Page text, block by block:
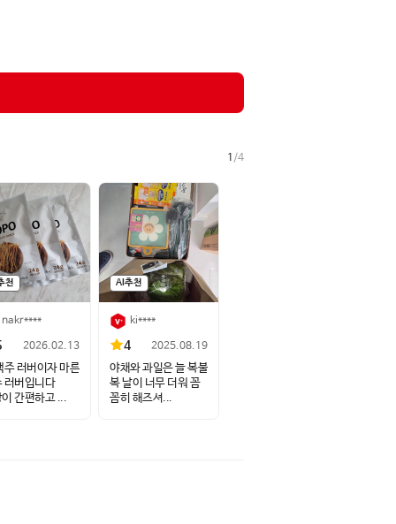
1 /4
천
nakr****
2026.02.13
주 러버이자 마른
러버입니다
간편하고 ...
AI추천
ki****
4 2025.08.19
야채와 과일은 늘 복불
복 날이 너무 더워 꼼
꼼히 해즈셔...